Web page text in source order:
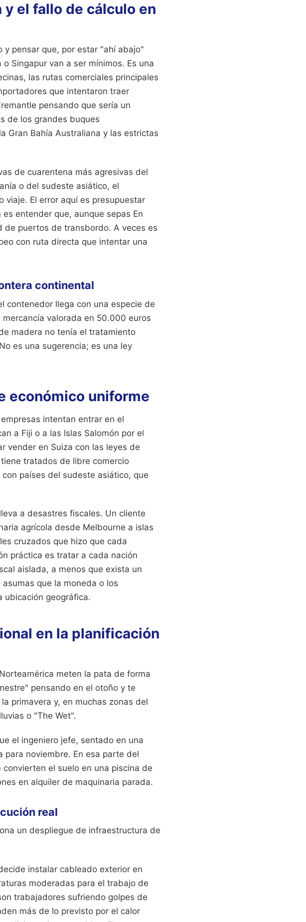
el fallo de cálculo en
y pensar que, por estar "ahí abajo"
Singapur van a ser mínimos. Es una
las rutas comerciales principales
que intentaron traer
pensando que sería un
de los grandes buques
Gran Bahía Australiana y las estrictas
de cuarentena más agresivas del
o del sudeste asiático, el
El error aquí es presupuestar
entender que, aunque sepas En
de puertos de transbordo. A veces es
con ruta directa que intentar una
continental
contenedor llega con una especie de
valorada en 50.000 euros
madera no tenía el tratamiento
es una sugerencia; es una ley
económico uniforme
intentan entrar en el
a Fiji o a las Islas Salomón por el
vender en Suiza con las leyes de
tratados de libre comercio
países del sudeste asiático, que
a desastres fiscales. Un cliente
agrícola desde Melbourne a islas
cruzados que hizo que cada
práctica es tratar a cada nación
aislada, a menos que exista un
que la moneda o los
ubicación geográfica.
en la planificación
meten la pata de forma
pensando en el otoño y te
primavera y, en muchas zonas del
o "The Wet".
el ingeniero jefe, sentado en una
para noviembre. En esa parte del
el suelo en una piscina de
en alquiler de maquinaria parada.
real
un despliegue de infraestructura de
instalar cableado exterior en
moderadas para el trabajo de
trabajadores sufriendo golpes de
más de lo previsto por el calor